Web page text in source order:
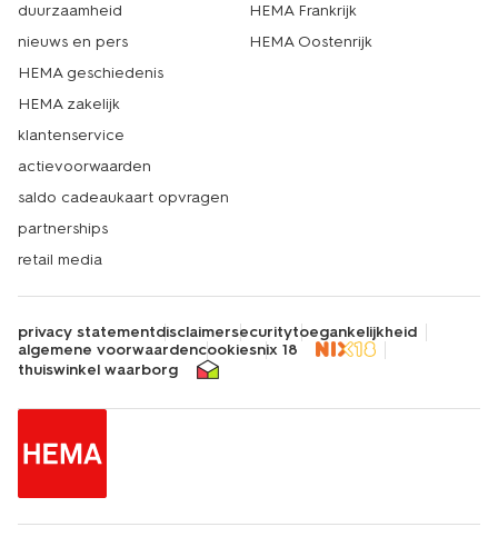
duurzaamheid
nieuws en pers
HEMA geschiedenis
HEMA zakelijk
klantenservice
actievoorwaarden
saldo cadeaukaart opvragen
partnerships
retail media
HEMA Frankrijk
HEMA Oostenrijk
privacy statementdisclaimersecuritytoegankelijkheid
algemene voorwaardencookiesnix 18
thuiswinkel waarborg